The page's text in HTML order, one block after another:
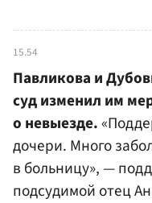
15.54
Павликова и
суд изменил им
о невыезде.
дочери. Много
в больницу», —
подсудимой отец